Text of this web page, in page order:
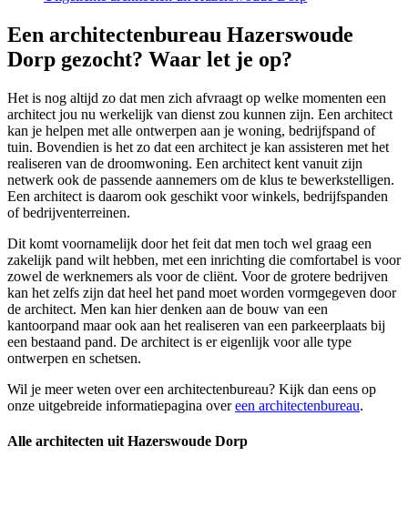
Een architectenbureau Hazerswoude
Dorp gezocht? Waar let je op?
Het is nog altijd zo dat men zich afvraagt op welke momenten een
architect jou nu werkelijk van dienst zou kunnen zijn. Een architect
kan je helpen met alle ontwerpen aan je woning, bedrijfspand of
tuin. Bovendien is het zo dat een architect je kan assisteren met het
realiseren van de droomwoning. Een architect kent vanuit zijn
netwerk ook de passende aannemers om de klus te bewerkstelligen.
Een architect is daarom ook geschikt voor winkels, bedrijfspanden
of bedrijventerreinen.
Dit komt voornamelijk door het feit dat men toch wel graag een
zakelijk pand wilt hebben, met een inrichting die comfortabel is voor
zowel de werknemers als voor de cliënt. Voor de grotere bedrijven
kan het zelfs zijn dat heel het pand moet worden vormgegeven door
de architect. Men kan hier denken aan de bouw van een
kantoorpand maar ook aan het realiseren van een parkeerplaats bij
een bestaand pand. De architect is er eigenlijk voor alle type
ontwerpen en schetsen.
Wil je meer weten over een architectenbureau? Kijk dan eens op
onze uitgebreide informatiepagina overeen architectenbureau.
Alle architecten uit Hazerswoude Dorp